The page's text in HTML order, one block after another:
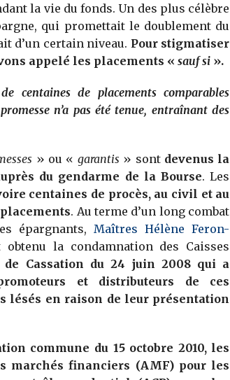
la vie du fonds. Un des plus célèbre
qui promettait le doublement du
d’un certain niveau. Pour stigmatiser
appelé les placements « sauf si ».
centaines de placements comparables
n’a pas été tenue, entraînant des
» ou « garantis » sont devenus la
du gendarme de la Bourse. Les
centaines de procès, au civil et au
. Au terme d’un long combat
épargnants, Maîtres Hélène Feron-
obtenu la condamnation des Caisses
Cassation du 24 juin 2008 qui a
et distributeurs de ces
lésés en raison de leur présentation
commune du 15 octobre 2010, les
marchés financiers (AMF) pour les